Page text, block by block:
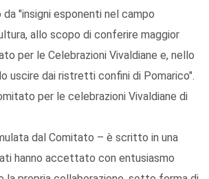
"insigni esponenti nel campo
allo scopo di conferire maggior
per le Celebrazioni Vivaldiane e, nello
uscire dai ristretti confini di Pomarico".
per le celebrazioni Vivaldiane di
dal Comitato – è scritto in una
hanno accettato con entusiasmo